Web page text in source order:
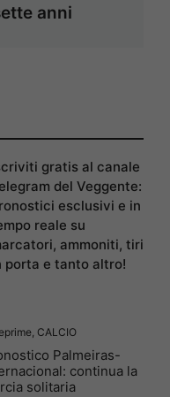
anni
gratis al canale
del Veggente:
esclusivi e in
reale su
ammoniti, tiri
porta e tanto altro!
, CALCIO
Palmeiras-
continua la
solitaria